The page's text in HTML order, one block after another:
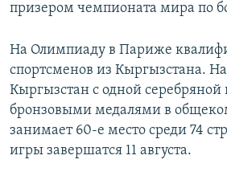
призером чемпионата мира по
На Олимпиаду в Париже
спортсменов из Кыргызстана.
Кыргызстан с одной серебряной
бронзовыми медалями в
занимает 60-е место среди 74
игры завершатся 11 августа.